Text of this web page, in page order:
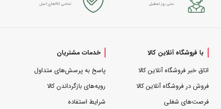
حتی روز تعطیل تمامی کالاهای اصل
با فروشگاه آنلاین کالا
اتاق خبر فروشگاه آنلاین کالا
فروش در فروشگاه آنلاین کالا
فرصت‌های شغلی
خدمات مشتریان
پاسخ به پرسش‌های متداول
رویه‌های بازگرداندن کالا
شرایط استفاده